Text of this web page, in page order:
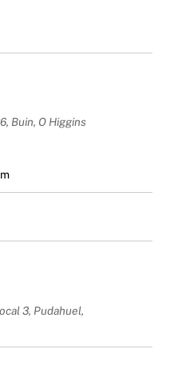
Buin, O Higgins
3, Pudahuel,